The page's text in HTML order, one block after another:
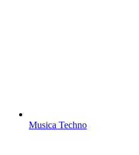
Musica Techno